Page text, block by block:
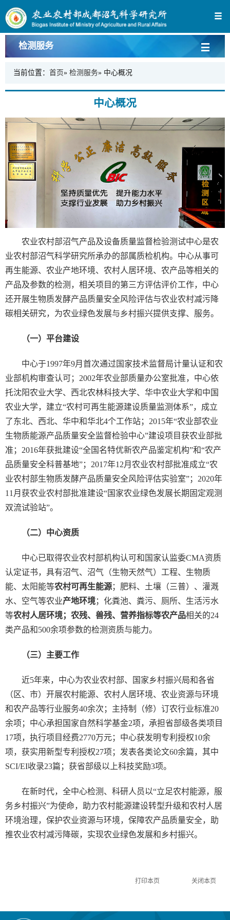
检测服务
当前位置： 首页» 检测服务» 中心概况
中心概况
农业农村部沼气产品及设备质量监督检验测试中心是农
业农村部沼气科学研究所承办的部属质检机构。中心从事可
再生能源、农业产地环境、农村人居环境、农产品等相关的
产品及参数的检测，相关项目的第三方评估评价工作，中心
还开展生物质发酵产品质量安全风险评估与农业农村减污降
碳相关研究，为农业绿色发展与乡村振兴提供支撑、服务。
（一）平台建设
中心于1997年9月首次通过国家技术监督局计量认证和农
业部机构审查认可；2002年农业部质量办公室批准，中心依
托沈阳农业大学、西北农林科技大学、华中农业大学和中国
农业大学，建立“农村可再生能源建设质量监测体系”，成立
了东北、西北、华中和华北4个工作站；2015年“农业部农业
生物质能源产品质量安全监督检验中心”建设项目获农业部批
准；2016年获批建设“全国名特优新农产品鉴定机构”和“农产
品质量安全科普基地”；2017年12月农业农村部批准成立“农
业农村部生物质发酵产品质量安全风险评估实验室”；2020年
11月获农业农村部批准建设“国家农业绿色发展长期固定观测
双流试验站”。
（二）中心资质
中心已取得农业农村部机构认可和国家认监委CMA资质
认定证书，具有沼气、沼气（生物天然气）工程、生物质
能、太阳能等农村可再生能源；肥料、土壤（三普）、灌溉
水、空气等农业产地环境；化粪池、粪污、厕所、生活污水
等农村人居环境； 农残、兽残、营养指标等农产品相关的24
类产品和500余项参数的检测资质与能力。
（三）主要工作
近5年来，中心为农业农村部、国家乡村振兴局和各省
（区、市）开展农村能源、农村人居环境、农业资源与环境
和农产品等行业服务40余次；主持制（修）订农行业标准20
余项；中心承担国家自然科学基金2项，承担省部级各类项目
17项，执行项目经费2770万元；中心获发明专利授权10余
项，获实用新型专利授权27项；发表各类论文60余篇，其中
SCI/EI收录23篇；获省部级以上科技奖励3项。
在新时代，全中心检测、科研人员以“立足农村能源，服
务乡村振兴”为使命，助力农村能源建设转型升级和农村人居
环境治理，保护农业资源与环境，保障农产品质量安全，助
推农业农村减污降碳，实现农业绿色发展和乡村振兴。